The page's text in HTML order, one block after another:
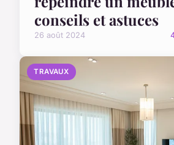
conseils et astuces
26 août 2024
TRAVAUX